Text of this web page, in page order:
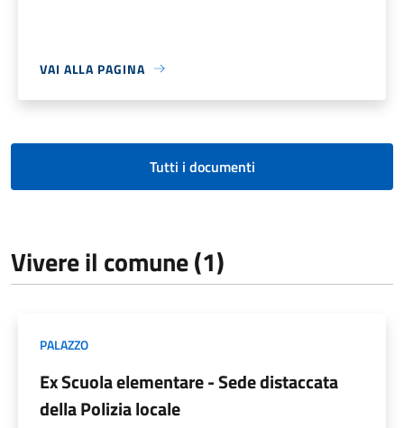
VAI ALLA PAGINA
Tutti i documenti
Vivere il comune (1)
PALAZZO
Ex Scuola elementare - Sede distaccata
della Polizia locale